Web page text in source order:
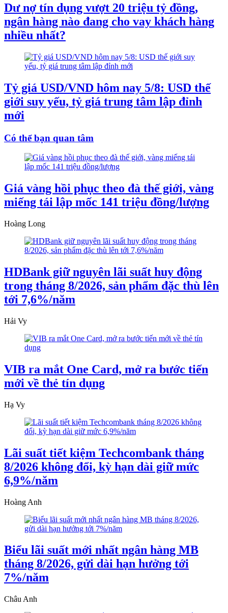
Dư nợ tín dụng vượt 20 triệu tỷ đồng,
ngân hàng nào đang cho vay khách hàng
nhiều nhất?
Tỷ giá USD/VND hôm nay 5/8: USD thế
giới suy yếu, tỷ giá trung tâm lập đỉnh
mới
Có thể bạn quan tâm
Giá vàng hồi phục theo đà thế giới, vàng
miếng tái lập mốc 141 triệu đồng/lượng
Hoàng Long
HDBank giữ nguyên lãi suất huy động
trong tháng 8/2026, sản phẩm đặc thù lên
tới 7,6%/năm
Hải Vy
VIB ra mắt One Card, mở ra bước tiến
mới về thẻ tín dụng
Hạ Vy
Lãi suất tiết kiệm Techcombank tháng
8/2026 không đổi, kỳ hạn dài giữ mức
6,9%/năm
Hoàng Anh
Biểu lãi suất mới nhất ngân hàng MB
tháng 8/2026, gửi dài hạn hưởng tới
7%/năm
Châu Anh